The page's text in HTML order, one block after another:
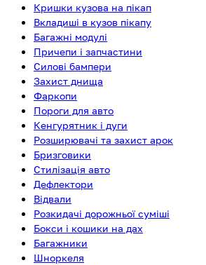
Кришки кузова на пікап
Вкладиші в кузов пікапу
Багажні модулі
Причепи і запчастини
Силові бампери
Захист днища
Фаркопи
Пороги для авто
Кенгурятник і дуги
Розширювачі та захист арок
Бризговики
Стилізація авто
Дефлектори
Відвали
Розкидачі дорожньої суміші
Бокси і кошики на дах
Багажники
Шноркеля